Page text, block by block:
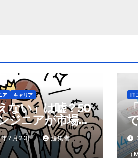
ア キャリア
ない」は嘘？50
ジニアが市場で
モテ」になるた
個の強み
7月23日 編集者
IT
（